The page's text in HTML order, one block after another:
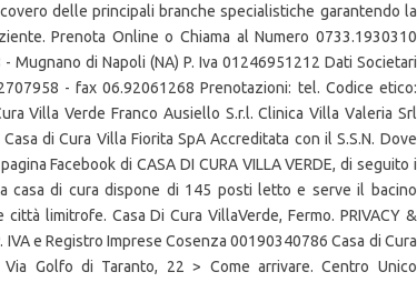
delle principali branche specialistiche garantendo la
Prenota Online o Chiama al Numero 0733.1930310
Mugnano di Napoli (NA) P. Iva 01246951212 Dati Societari
- fax 06.92061268 Prenotazioni: tel. Codice etico:
Villa Verde Franco Ausiello S.r.l. Clinica Villa Valeria Srl
di Cura Villa Fiorita SpA Accreditata con il S.S.N. Dove
Facebook di CASA DI CURA VILLA VERDE, di seguito i
casa di cura dispone di 145 posti letto e serve il bacino
limitrofe. Casa Di Cura VillaVerde, Fermo. PRIVACY &
IVA e Registro Imprese Cosenza 00190340786 Casa di Cura
Golfo di Taranto, 22 > Come arrivare. Centro Unico